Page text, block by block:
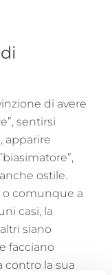
di avere
sentirsi
apparire
ostile.
o comunque a
casi, la
siano
facciano
contro la sua